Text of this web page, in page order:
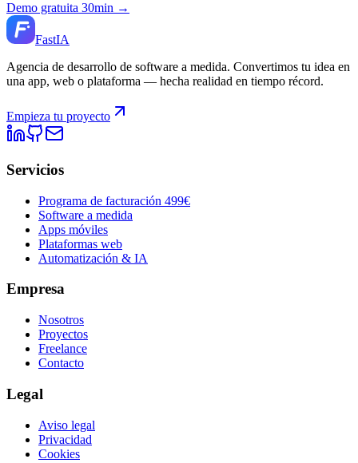
Demo gratuita 30min →
FastIA
Agencia de desarrollo de software a medida. Convertimos tu idea en
una app, web o plataforma — hecha realidad en tiempo récord.
Empieza tu proyecto
Servicios
Programa de facturación 499€
Software a medida
Apps móviles
Plataformas web
Automatización & IA
Empresa
Nosotros
Proyectos
Freelance
Contacto
Legal
Aviso legal
Privacidad
Cookies